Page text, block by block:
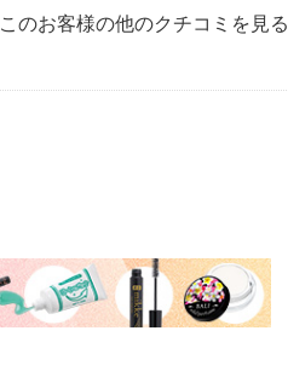
このお客様の他のクチコミを見る